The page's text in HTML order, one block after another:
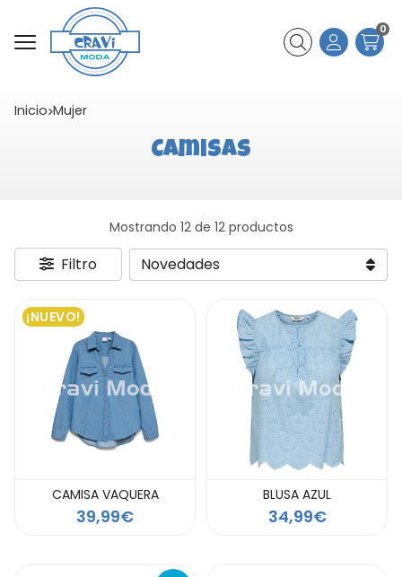
Buscar
0
Inicio mujer
Camisas
Mostrando 12 de 12 productos
Filtro
¡NUEVO!
CAMISA VAQUERA
39,99€
BLUSA AZUL
34,99€